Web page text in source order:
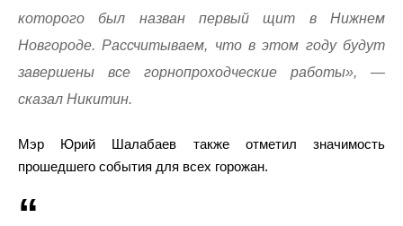
которого был назван первый щит в Нижнем
Новгороде. Рассчитываем, что в этом году будут
завершены все горнопроходческие работы», —
сказал Никитин.
Мэр Юрий Шалабаев также отметил значимость
прошедшего события для всех горожан.